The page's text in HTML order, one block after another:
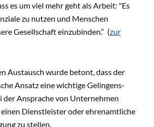
es um viel mehr geht als Arbeit: "Es
zu nutzen und Menschen
Gesellschaft einzubinden.“ (zur
Austausch wurde betont, dass der
Ansatz eine wichtige Gelingens-
der Ansprache von Unternehmen
Dienstleister oder ehrenamtliche
zu stellen.